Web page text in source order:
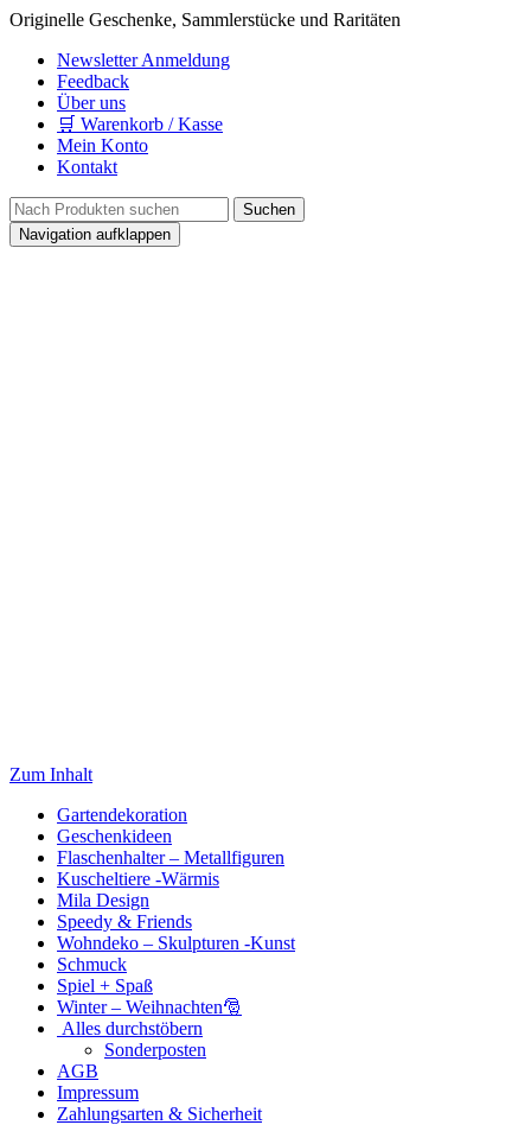
Originelle Geschenke, Sammlerstücke und Raritäten
Newsletter Anmeldung
Feedback
Über uns
🛒 Warenkorb / Kasse
Mein Konto
Kontakt
Navigation aufklappen
Zum Inhalt
Gartendekoration
Geschenkideen
Flaschenhalter – Metallfiguren
Kuscheltiere -Wärmis
Mila Design
Speedy & Friends
Wohndeko – Skulpturen -Kunst
Schmuck
Spiel + Spaß
Winter – Weihnachten🎅
Alles durchstöbern
Sonderposten
AGB
Impressum
Zahlungsarten & Sicherheit